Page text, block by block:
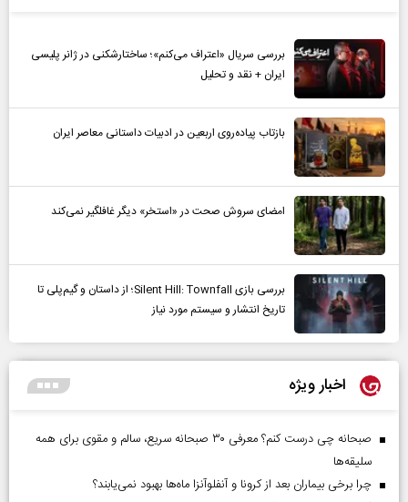
بررسی سریال «اعتراف می‌کنم»؛ ساختارشکنی در ژانر پلیسی
ایران + نقد و تحلیل
بازتاب پیاده‌روی اربعین در ادبیات داستانی معاصر ایران
امضای سروش صحت در «استخر» دیگر غافلگیر نمی‌کند
بررسی بازی Silent Hill: Townfall؛ از داستان و گیم‌پلی تا
تاریخ انتشار و سیستم مورد نیاز
اخبار ویژه
صبحانه چی درست کنم؟ معرفی ۳۰ صبحانه سریع، سالم و مقوی برای همه
سلیقه‌ها
چرا برخی بیماران بعد از کرونا و آنفلوآنزا ماه‌ها بهبود نمی‌یابند؟